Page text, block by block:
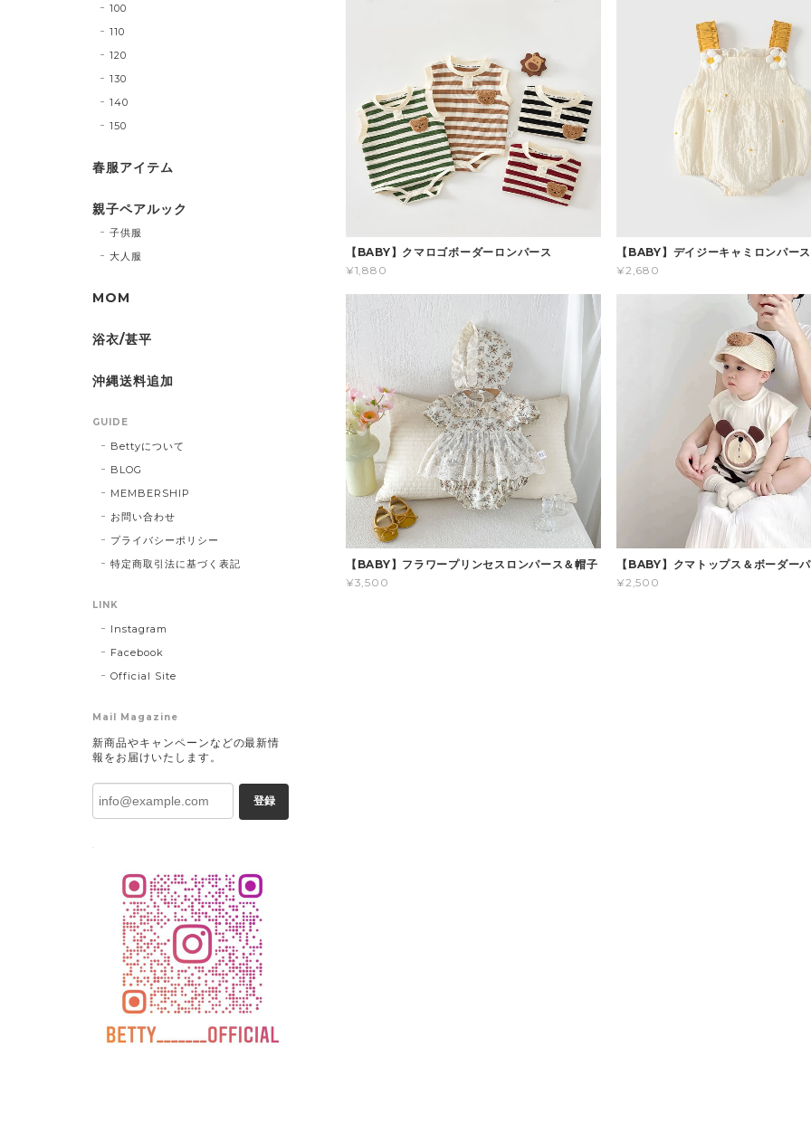
【BABY】クマロゴボーダーロンパース
¥1,880
【BABY】デイジーキャミロンパース
¥2,680
【BABY】フラワープリンセスロンパース＆帽子
¥3,500
【BABY】クマトップス＆ボーダー
¥2,500
100
110
120
130
140
150
春服アイテム
親子ペアルック
子供服
大人服
MOM
浴衣/甚平
沖縄送料追加
GUIDE
Bettyについて
BLOG
MEMBERSHIP
お問い合わせ
プライバシーポリシー
特定商取引法に基づく表記
LINK
Instagram
Facebook
Official Site
Mail Magazine
新商品やキャンペーンなどの最新情
報をお届けいたします。
登録